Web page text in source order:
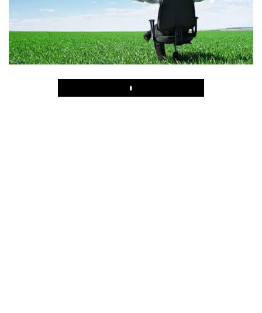
Play